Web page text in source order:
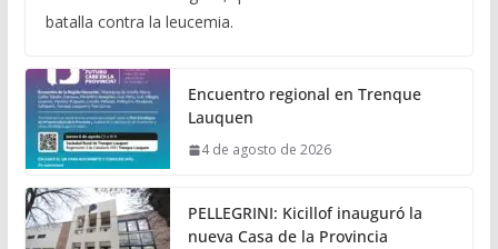
batalla contra la leucemia.
Encuentro regional en Trenque
Lauquen
4 de agosto de 2026
PELLEGRINI: Kicillof inauguró la
nueva Casa de la Provincia